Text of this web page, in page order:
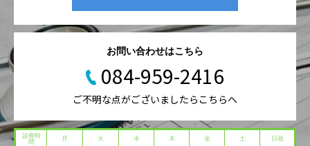
お問い合わせはこちら
084-959-2416
ご不明な点がございましたらこちらへ
診療時
間
月 火 水 木 金 土 日祝